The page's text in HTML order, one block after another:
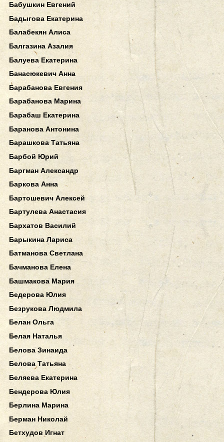
Бабушкин Евгений
Бадыгова Екатерина
Балабекян Алиса
Балгазина Азалия
Балуева Екатерина
Банасюкевич Анна
Барабанова Евгения
Барабанова Марина
Барабаш Екатерина
Баранова Антонина
Барашкова Татьяна
Барбой Юрий
Баргман Александр
Баркова Анна
Бартошевич Алексей
Бартулева Анастасия
Бархатов Василий
Барыкина Лариса
Батманова Светлана
Бачманова Елена
Башмакова Мария
Бедерова Юлия
Безрукова Людмила
Белан Ольга
Белая Наталья
Белова Зинаида
Белова Татьяна
Беляева Екатерина
Бендерова Юлия
Берлина Марина
Берман Николай
Бетхудов Игнат